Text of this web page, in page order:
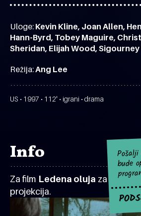
Uloge: Kevin Kline, Joan Allen,
Hann-Byrd, Tobey Maguire,
Sheridan, Elijah Wood,
Režija:Ang Lee
US • 1997 • 112' • igrani • drama
Info
Za film Ledena oluja za sad
projekcija.
bude